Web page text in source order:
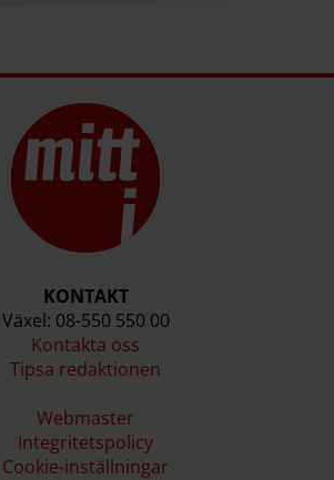
KONTAKT
Växel: 08-550 550 00
Kontakta oss
Tipsa redaktionen
Webmaster
Integritetspolicy
Cookie-inställningar